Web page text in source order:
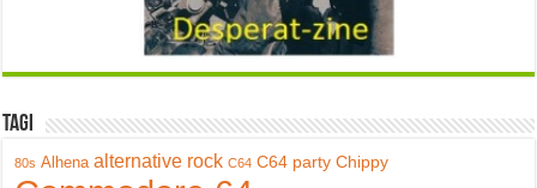
Tagi
80s Alhena alternative rock C64 C64 party Chippy